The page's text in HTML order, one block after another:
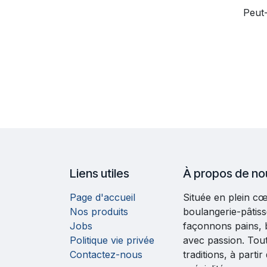
Liens utiles
Page d'accueil
Nos produits
Jobs
Politique vie privée
Contactez-nous
À propos de
Située en plein
boulangerie-
façonnons pains,
avec passion.
traditions, à partir